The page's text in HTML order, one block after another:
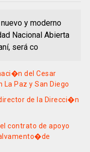
y moderno
Nacional Abierta
será co
del Cesar
Paz y San Diego
de la Direcci�n
contrato de apoyo